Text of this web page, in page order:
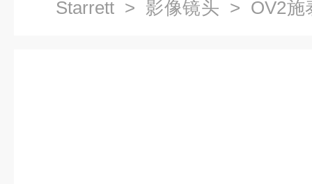
Starrett > 影像镜头 > OV2施